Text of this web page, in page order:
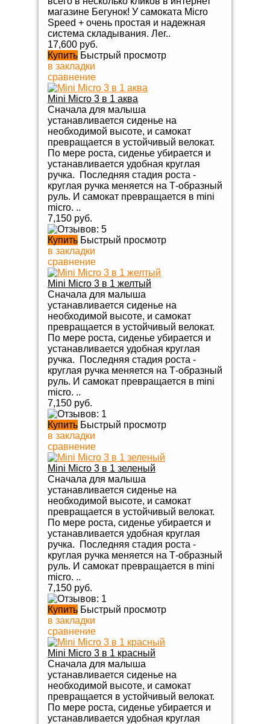
магазине Бегунок! У самоката Micro
Speed + очень простая и надежная
система складывания. Лег..
17,600 руб.
Купить Быстрый просмотр
в закладки
сравнение
Mini Micro 3 в 1 аква
Сначала для малыша
устанавливается сиденье на
необходимой высоте, и самокат
превращается в устойчивый велокат.
По мере роста, сиденье убирается и
устанавливается удобная круглая
ручка. Последняя стадия роста -
круглая ручка меняется на Т-образный
руль. И самокат превращается в mini
micro. ..
7,150 руб.
Купить Быстрый просмотр
в закладки
сравнение
Mini Micro 3 в 1 желтый
Сначала для малыша
устанавливается сиденье на
необходимой высоте, и самокат
превращается в устойчивый велокат.
По мере роста, сиденье убирается и
устанавливается удобная круглая
ручка. Последняя стадия роста -
круглая ручка меняется на Т-образный
руль. И самокат превращается в mini
micro. ..
7,150 руб.
Купить Быстрый просмотр
в закладки
сравнение
Mini Micro 3 в 1 зеленый
Сначала для малыша
устанавливается сиденье на
необходимой высоте, и самокат
превращается в устойчивый велокат.
По мере роста, сиденье убирается и
устанавливается удобная круглая
ручка. Последняя стадия роста -
круглая ручка меняется на Т-образный
руль. И самокат превращается в mini
micro. ..
7,150 руб.
Купить Быстрый просмотр
в закладки
сравнение
Mini Micro 3 в 1 красный
Сначала для малыша
устанавливается сиденье на
необходимой высоте, и самокат
превращается в устойчивый велокат.
По мере роста, сиденье убирается и
устанавливается удобная круглая